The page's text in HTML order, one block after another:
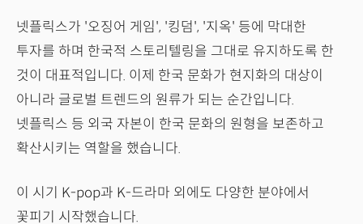
넷플릭스가 '오징어 게임', '킹덤', '지옥' 등에 막대한
투자를 하며 한국적 스토리텔링을 그대로 유지하도록 한
것이 대표적입니다. 이제 한국 문화가 현지화의 대상이
아니라 글로벌 트렌드의 원류가 되는 순간입니다.
넷플릭스 등 외국 자본이 한국 문화의 원형을 보존하고
확산시키는 역할을 했습니다.
이 시기 K-pop과 K-드라마 외에도 다양한 분야에서
꽃피기 시작했습니다.